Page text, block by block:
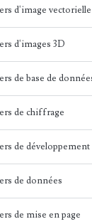
d'image vectorielle
d'images 3D
de base de
de chiffrage
de développement
de données
de mise en page